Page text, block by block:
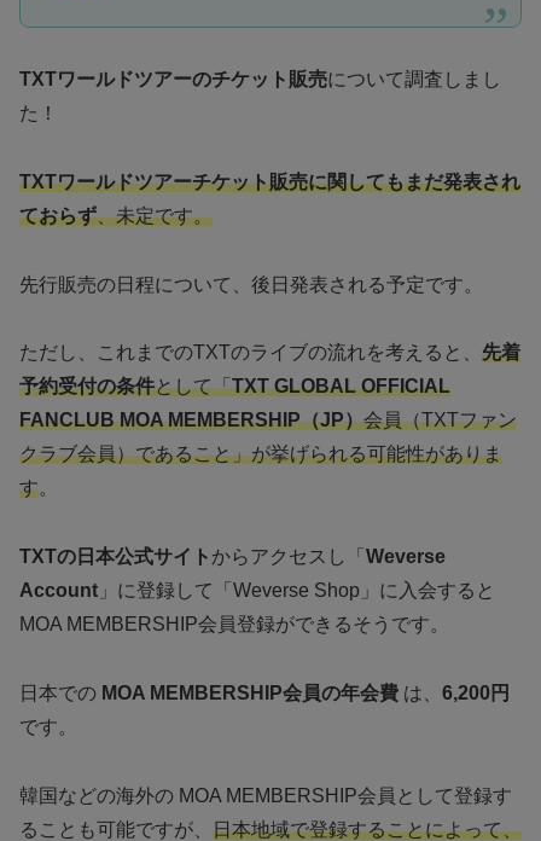
TXTワールドツアーのチケット販売について調査しまし
た！
TXTワールドツアーチケット販売に関してもまだ発表され
ておらず、未定です。
先行販売の日程について、後日発表される予定です。
ただし、これまでのTXTのライブの流れを考えると、 先着
予約受付の条件として「TXT GLOBAL OFFICIAL
FANCLUB MOA MEMBERSHIP（JP）会員（TXTファン
クラブ会員）であること」が挙げられる可能性がありま
す。
TXTの日本公式サイト からアクセスし「 Weverse
Account 」に登録して「Weverse Shop」に入会すると
MOA MEMBERSHIP会員登録ができるそうです。
日本での MOA MEMBERSHIP会員の年会費 は、 6,200円
です。
韓国などの海外の MOA MEMBERSHIP会員として登録す
ることも可能ですが、 日本地域で登録することによって、